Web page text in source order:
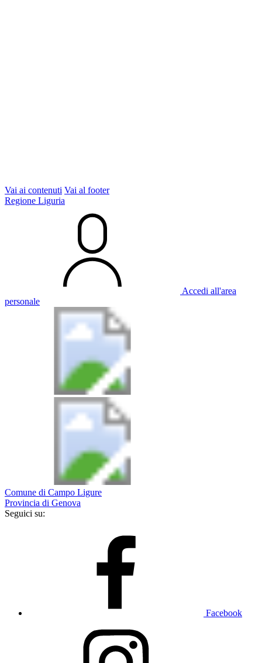
Vai ai contenuti Vai al footer
Regione Liguria
Accedi all'area
personale
Comune di Campo Ligure
Provincia di Genova
Seguici su:
Facebook